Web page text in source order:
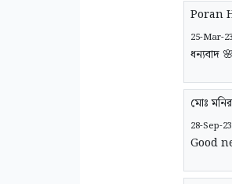
Poran
25-Mar-
ধন্যবাদ
মোঃ
28-Sep-
Good